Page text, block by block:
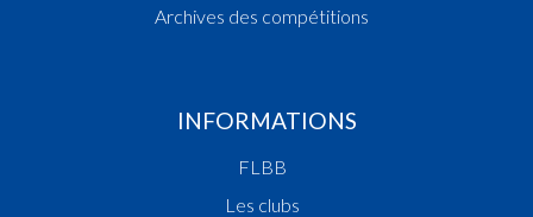
Archives des compétitions
INFORMATIONS
FLBB
Les clubs